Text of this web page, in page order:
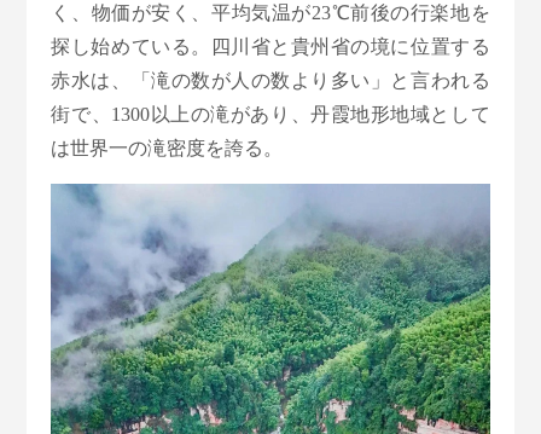
く、物価が安く、平均気温が23℃前後の行楽地を
探し始めている。四川省と貴州省の境に位置する
赤水は、「滝の数が人の数より多い」と言われる
街で、1300以上の滝があり、丹霞地形地域として
は世界一の滝密度を誇る。